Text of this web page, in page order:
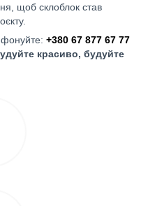
щоб склоблок став
+380 67 877 67 77
красиво, будуйте